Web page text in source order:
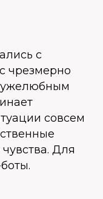
с
чрезмерно
совсем
Для